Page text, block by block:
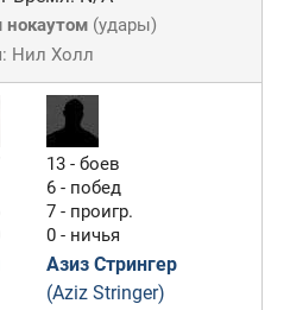
нокаутом(удары)
Нил Холл
13 - боев
6 - побед
7 - проигр.
0 - ничья
Азиз Стрингер
(Aziz Stringer)